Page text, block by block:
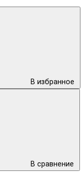
В избранное
В сравнение